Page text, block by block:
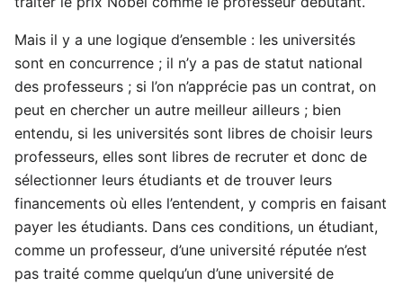
Mais il y a une logique d’ensemble : les universités
sont en concurrence ; il n’y a pas de statut national
des professeurs ; si l’on n’apprécie pas un contrat, on
peut en chercher un autre meilleur ailleurs ; bien
entendu, si les universités sont libres de choisir leurs
professeurs, elles sont libres de recruter et donc de
sélectionner leurs étudiants et de trouver leurs
financements où elles l’entendent, y compris en faisant
payer les étudiants. Dans ces conditions, un étudiant,
comme un professeur, d’une université réputée n’est
pas traité comme quelqu’un d’une université de